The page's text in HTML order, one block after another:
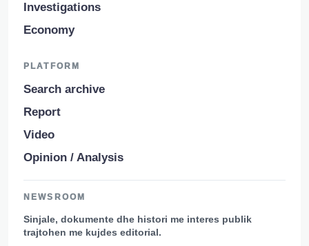
Investigations
Economy
PLATFORM
Search archive
Report
Video
Opinion / Analysis
NEWSROOM
Sinjale, dokumente dhe histori me interes publik
trajtohen me kujdes editorial.